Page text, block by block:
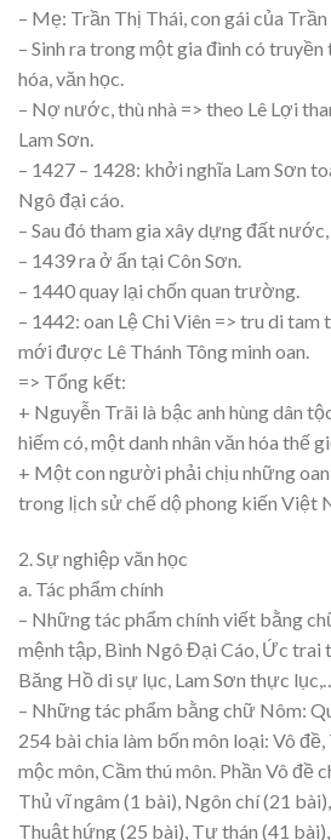
– Mẹ: Trần Thị Thái, con gái của Trần
– Sinh ra trong một gia đình có
hóa, văn học.
– Nợ nước, thù nhà => theo Lê Lợi
Lam Sơn.
– 1427 – 1428: khởi nghĩa Lam Sơn
Ngô đại cáo.
– Sau đó tham gia xây dựng đất nước,
– 1439 ra ở ẩn tại Côn Sơn.
– 1440 quay lại chốn quan trường.
– 1442: oan Lệ Chi Viên => tru di tam
mới được Lê Thánh Tông minh oan.
=> Tổng kết:
+ Nguyễn Trãi là bậc anh hùng dân
hiếm có, một danh nhân văn hóa thế
+ Một con người phải chịu những
trong lịch sử chế dộ phong kiến Việt
2. Sự nghiệp văn học
a. Tác phẩm chính
– Những tác phẩm chính viết bằng
mệnh tập, Bình Ngô Đại Cáo, Ức trai
Băng Hồ di sự lục, Lam Sơn thực lục,…
– Những tác phẩm bằng chữ Nôm:
254 bài chia làm bốn môn loại: Vô
mộc môn, Cầm thú môn. Phần Vô đề
Thủ vĩ ngâm (1 bài), Ngôn chí (21
Thuật hứng (25 bài), Tự thán (41